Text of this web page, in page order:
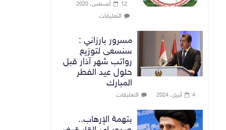
12 أغسطس، 2020
التعليقات
مسرور بارزاني :
سنسعى لتوزيع
رواتب شهر آذار قبل
حلول عيد الفطر
المبارك
4 أبريل، 2024 التعليقات
بتهمة الإرهاب..